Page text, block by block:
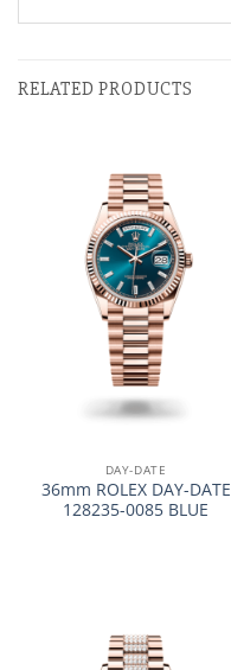
RELATED PRODUCTS
DAY-DATE
36mm ROLEX DAY-DATE
128235-0085 BLUE